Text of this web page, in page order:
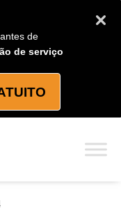
de
de serviço